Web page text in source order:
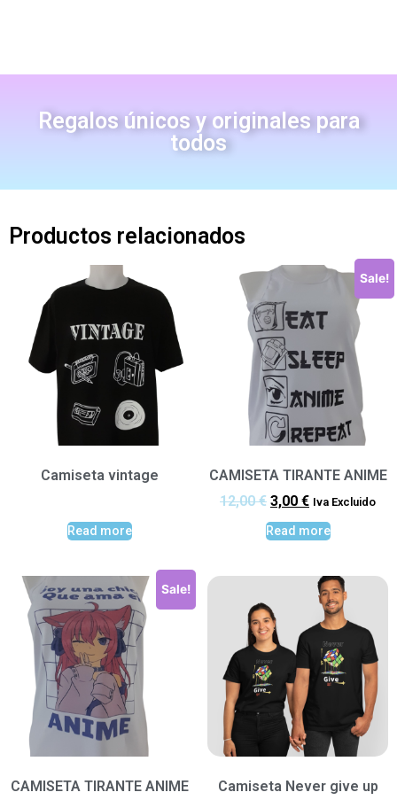
Regalos únicos y originales para
todos
Productos relacionados
Camiseta vintage
Read more
Sale!
CAMISETA TIRANTE ANIME
12,00€ 3,00 € Iva Excluido
Read more
Sale!
CAMISETA TIRANTE ANIME
Camiseta Never give up